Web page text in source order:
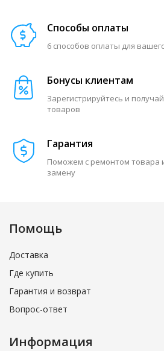
Способы оплаты
6 способов оплаты для
Бонусы клиентам
Зарегистрируйтесь и
товаров
Гарантия
Поможем с ремонтом товара
замену
Помощь
Доставка
Где купить
Гарантия и возврат
Вопрос-ответ
Информация